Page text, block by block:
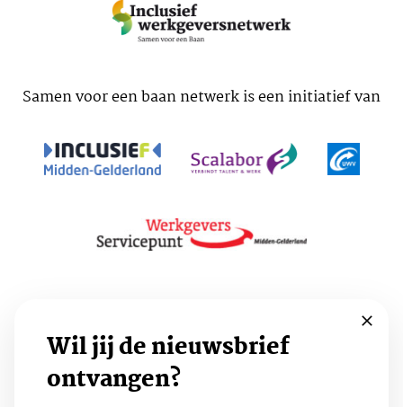
Samen voor een baan netwerk is een initiatief van
Wil jij de nieuwsbrief
ontvangen?